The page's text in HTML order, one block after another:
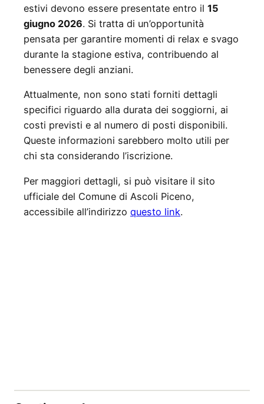
estivi devono essere presentate entro il 15
giugno 2026. Si tratta di un’opportunità
pensata per garantire momenti di relax e svago
durante la stagione estiva, contribuendo al
benessere degli anziani.
Attualmente, non sono stati forniti dettagli
specifici riguardo alla durata dei soggiorni, ai
costi previsti e al numero di posti disponibili.
Queste informazioni sarebbero molto utili per
chi sta considerando l’iscrizione.
Per maggiori dettagli, si può visitare il sito
ufficiale del Comune di Ascoli Piceno,
accessibile all’indirizzo questo link.